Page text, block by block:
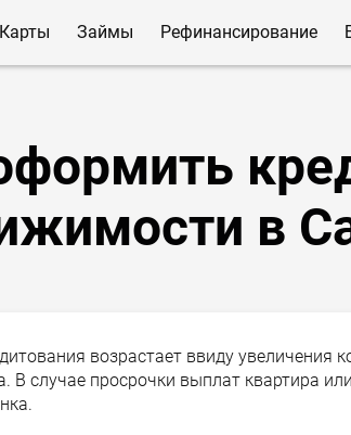
Карты Займы Рефинансирование
в
возрастает ввиду увеличения
В случае просрочки выплат квартира